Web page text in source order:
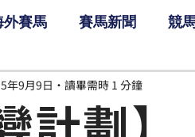
外賽馬 賽馬新聞 競
Tony 鹿
計劃
年9月9日 讀畢需時 1 分鐘